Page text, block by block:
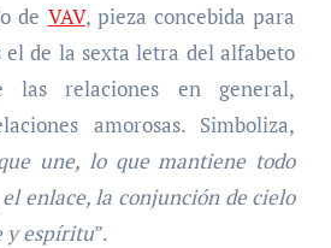
de VAV, pieza concebida para
el de la sexta letra del alfabeto
las relaciones en general,
amorosas. Simboliza,
une, lo que mantiene todo
enlace, la conjunción de cielo
y espíritu”.